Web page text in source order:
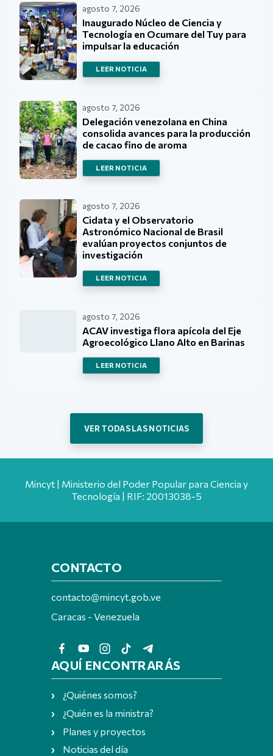
agosto 7, 2026
Inaugurado Núcleo de Ciencia y
Tecnología en Ocumare del Tuy para
impulsar la educación
LEER NOTICIA
agosto 7, 2026
Delegación venezolana en China
consolida avances para la producción
de cacao fino de aroma
LEER NOTICIA
agosto 7, 2026
Cidata y el Observatorio
Astronómico Nacional de Brasil
evalúan proyectos conjuntos de
investigación
LEER NOTICIA
agosto 7, 2026
ACAV investiga flora apícola del Eje
Agroecológico Llano Alto en Barinas
LEER NOTICIA
VER TODAS LAS NOTICIAS
Mincyt | Ministerio del Poder Popular para Ciencia y
Tecnología | RIF: 20013038-5
CONTACTO
contacto@mincyt.gob.ve
Caracas - Venezuela
AQUÍ ENCONTRARÁS
¿Quiénes somos?
¿Quién es la ministra?
Planes y proyectos
Noticias del día